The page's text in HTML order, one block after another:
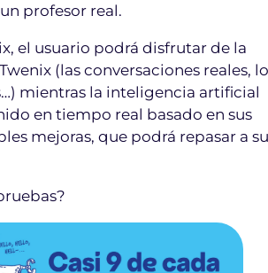
profesor real.
el usuario podrá disfrutar de la
(las conversaciones reales,
mientras la inteligencia artificial
en tiempo real basado en sus
mejoras, que podrá repasar a su